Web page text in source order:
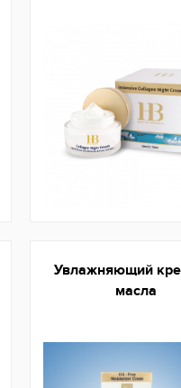
Увлажняющий
масла